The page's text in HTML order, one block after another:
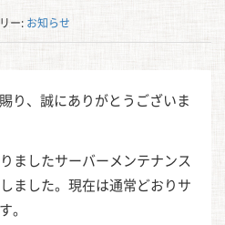
ー: お知らせ
り、誠にありがとうございま
ましたサーバーメンテナンス
ました。現在は通常どおりサ
。